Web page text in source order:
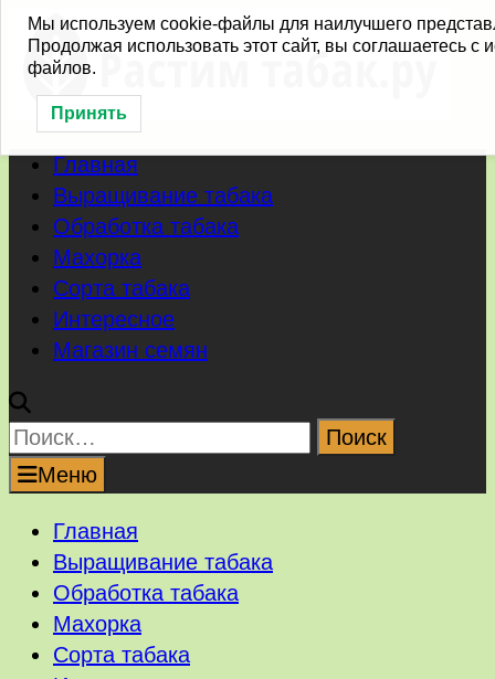
Перейти
содержимому
Главная
Выращивание табака
Обработка табака
Махорка
Сорта табака
Интересное
Магазин семян
Найти:
Меню
Главная
Выращивание табака
Обработка табака
Махорка
Сорта табака
Мы используем cookie-файлы для наилучшего
Продолжая использовать этот сайт, вы соглашаетесь с
файлов.
Принять